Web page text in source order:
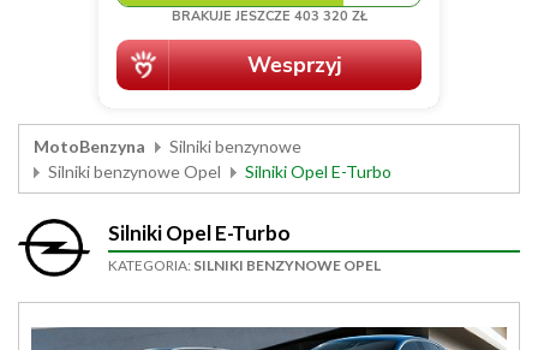
MotoBenzyna
Silniki benzynowe
Silniki benzynowe Opel
Silniki Opel E-Turbo
Silniki Opel E-Turbo
KATEGORIA: SILNIKI BENZYNOWE OPEL